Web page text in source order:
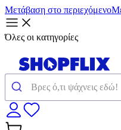
Μετάβαση στο περιεχόμενο
Όλες οι κατηγορίες